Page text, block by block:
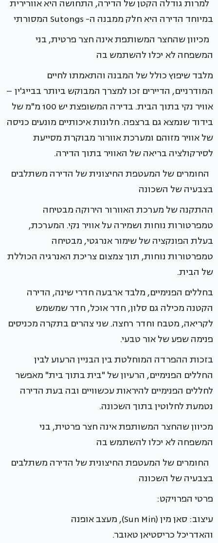
למרות גודלה הקטן של הדירה, התחושה היא אוורירית
במיוחד הדירה היא חלק ממבנה ה- Sutongs המסורתי
מכיוון שהחצר המשותפת אינה חצר פרטית, בני
המשפחה לא יכלו להשתמש בה
מלבד שיפוץ כולל של המבנה והתאמתו לחיים
המודרניים, הדיירים זכו למצרך המבוקש ביותר בבייג'ין –
אוויר נקי בתוך הבית. בדירה המשופצת יש 100 מ"מ של
בידוד שנמצא גם ברצפה. חלונות איכותיים מונעים כניסה
של אוויר מזוהם ומערכת אוורור מבוקרת מסייעת
לסירקולציה בריאה של האוויר בתוך הדירה.
החומרים של המעטפת החיצונית של הדירה משתלבים
בצבעיה של השכונה
ההתקנה של מערכת האוורור הירוקה מבטיחה
טמפרטורות נוחות ושמירה על אוויר נקי. המערכת,
בעלת הפונקציה של שימור אנרגטי, מבטיחה
טמפרטורות נוחות, תוך צמצום צריכת האנרגיה הכוללת
של הבית.
בחללים הפנימיים, מלבד ארבעה חדרי שינה, הדירה
הקטנה מכילה גם סלון, חדר אוכל, חדר שמשמש
לקריאה, מטבח וחדר רחצה. שני צהרים בתקרה מכניסים
פנימה שפע של אור טבעי.
בזכות ההפרדה המוחלטת בין הבניין הרעוע לבין
החללים הפנימיים, הרעיון של "בית בתוך בית" מאפשר
לחללים הפנימיים להיראות עכשוויים ובה בעת הדירה
נטמעת לחלוטין בתוך השכונה.
מכיוון שהחצר המשותפת אינה חצר פרטית, בני
המשפחה לא יכלו להשתמש בה
החומרים של המעטפת החיצונית של הדירה משתלבים
בצבעיה של השכונה
פרטי הפרויקט:
עיצוב: סאן מין (Sun Min), מעצב אופנה
והאדריכל כריסטיאן טאובר.